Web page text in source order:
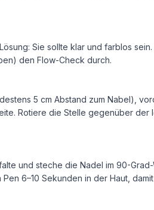
Sie sollte klar und farblos
den Flow-Check durch.
5 cm Abstand zum Nabel),
Rotiere die Stelle gegenüber
und steche die Nadel im 90-
6–10 Sekunden in der Haut,